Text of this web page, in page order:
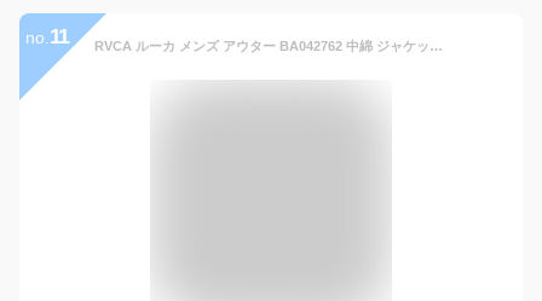
no. 11 RVCA ルーカ メンズ アウター BA042762 中綿 ジャケット MOUNTAIN PUFFER JACKET あったか_f